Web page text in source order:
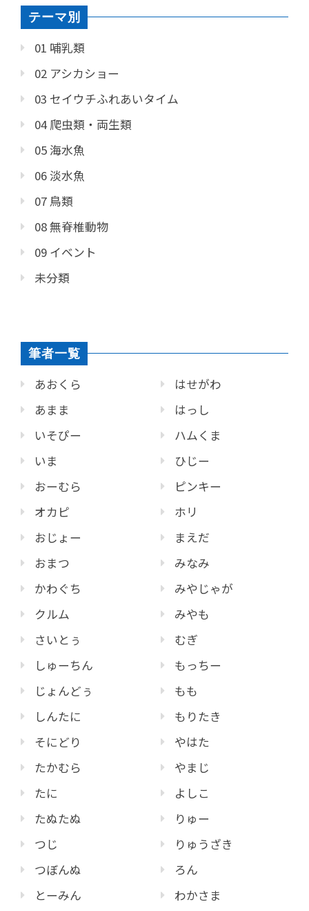
テーマ別
01 哺乳類
02 アシカショー
03 セイウチふれあいタイム
04 爬虫類・両生類
05 海水魚
06 淡水魚
07 鳥類
08 無脊椎動物
09 イベント
未分類
筆者一覧
あおくら
あまま
いそぴー
いま
おーむら
オカピ
おじょー
おまつ
かわぐち
クルム
さいとぅ
しゅーちん
じょんどぅ
しんたに
そにどり
たかむら
たに
たぬたぬ
つじ
つぼんぬ
とーみん
はせがわ
はっし
ハムくま
ひじー
ピンキー
ホリ
まえだ
みなみ
みやじゃが
みやも
むぎ
もっちー
もも
もりたき
やはた
やまじ
よしこ
りゅー
りゅうざき
ろん
わかさま